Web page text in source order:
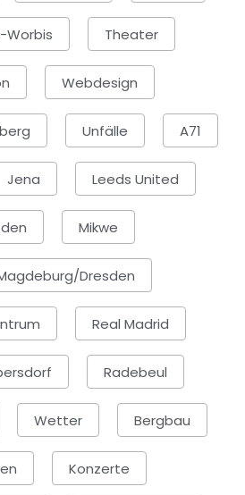
Worbis Theater
Webdesign
Unfälle A71
Jena Leeds United
Mikwe
Dresden
Real Madrid
Radebeul
Wetter Bergbau
Konzerte